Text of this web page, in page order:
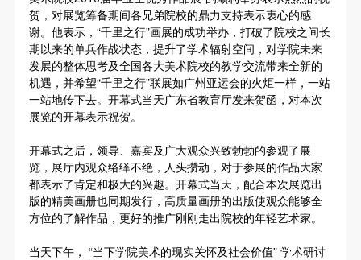
贺，对展览筹备期间各兄弟院校的鼎力支持表示衷心的感
谢。他表示，“千里之行”画展的成功举办，打破了院校之间长
期以来的单兵作战状态，提升了学术辐射空间，对学院未来
发展的整体思考及全国各大美术院校的教学交流带来全新的
机遇，并希望“千里之行”联展如广州亚运会的火炬一样，一站
一站地传下去。开幕式当天广东省教育厅发来贺函，对本次
展览的开幕表示祝贺。
开幕式之后，领导、嘉宾及广大观众兴致勃勃的参观了展
览，展厅内观众络绎不绝，人头攒动，对于参展的作品大家
都表示了肯定和极大的兴趣。开幕式当天，配合本次展览出
版的精美画册也同期发行，高质量画册的出版使观众能够全
方位的了解作品，更好的推广刚刚走出院校的年轻艺术家。
当天下午， “当下学院美术的现实关怀及社会价值” 学术研讨
序、维护美术馆场地及展示、展览、馆藏艺术作品及
衍生品的安全。活动中一旦因个人原因造成美术馆场
地、空间、艺术品、衍生品等受到不同程度的损失、
破坏。活动中任何非事故当事人及美术馆将不承担相
应的责任与损失，应由参与活动者根据相应的法律条
文、组织规定进行协商和赔偿。并追究相应的法律责
任和经济责任。
第六条
参与活动者在参与活动时应当在美术馆工作人员及活
动导师、教师指导下进行，并正确的使用活动中所涉
序、维护美术馆场地及展示、展览、馆藏艺术作品及
衍生品的安全。活动中一旦因个人原因造成美术馆场
地、空间、艺术品、衍生品等受到不同程度的损失、
破坏。活动中任何非事故当事人及美术馆将不承担相
应的责任与损失，应由参与活动者根据相应的法律条
文、组织规定进行协商和赔偿。并追究相应的法律责
任和经济责任。
第六条
参与活动者在参与活动时应当在美术馆工作人员及活
动导师、教师指导下进行，并正确的使用活动中所涉
序、维护美术馆场地及展示、展览、馆藏艺术作品及
衍生品的安全。活动中一旦因个人原因造成美术馆场
地、空间、艺术品、衍生品等受到不同程度的损失、
破坏。活动中任何非事故当事人及美术馆将不承担相
应的责任与损失，应由参与活动者根据相应的法律条
文、组织规定进行协商和赔偿。并追究相应的法律责
任和经济责任。
第六条
参与活动者在参与活动时应当在美术馆工作人员及活
动导师、教师指导下进行，并正确的使用活动中所涉
可使用雅昌艺术网会员账户登录